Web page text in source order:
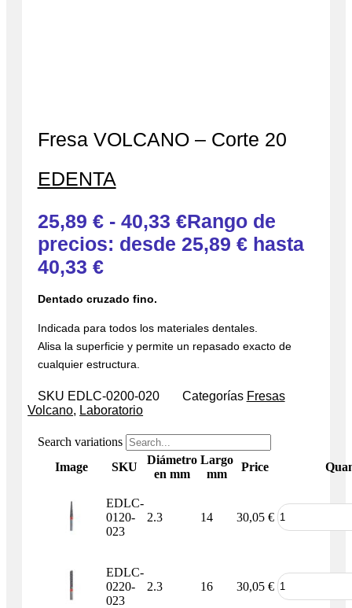
Fresa VOLCANO – Corte 20
EDENTA
25,89 € - 40,33 €Rango de
precios: desde 25,89 € hasta
40,33 €
Dentado cruzado fino.
Indicada para todos los materiales dentales.
Alisa la superficie y permite un repasado exacto de
cualquier estructura.
SKU EDLC-0200-020 Categorías Fresas
Volcano, Laboratorio
Search variations
Image
SKU
Diámetro
en mm
Largo
mm
Price
EDLC-
0120-
023
2.3 14 30,05 €
EDLC-
0220-
023
2.3 16 30,05 €